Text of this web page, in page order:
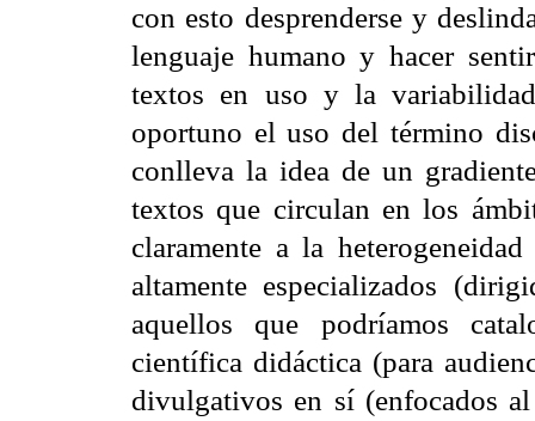
con esto desprenderse y
lenguaje humano y hacer
textos en uso y la
oportuno el uso del término
conlleva la idea de un
textos que circulan en los
claramente a la
altamente especializados
aquellos que podríamos
científica didáctica (para
divulgativos en sí (enfocados